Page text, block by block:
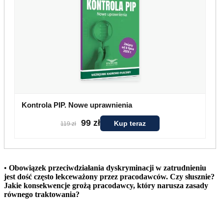
Kontrola PIP. Nowe uprawnienia
119 zł 99 zł Kup teraz
• Obowiązek przeciwdziałania dyskryminacji w zatrudnieniu
jest dość często lekceważony przez pracodawców. Czy słusznie?
Jakie konsekwencje grożą pracodawcy, który narusza zasady
równego traktowania?